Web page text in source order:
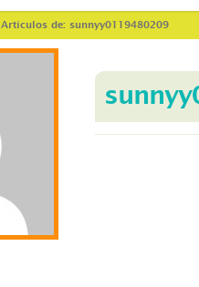
Artículos de: sunnyy0119480209